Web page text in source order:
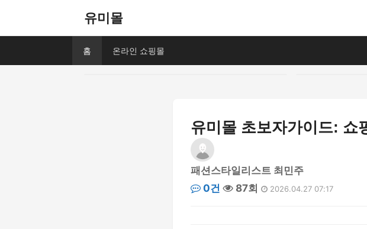
유미몰
홈 온라인 쇼핑몰
유미몰 초보자가이드: 쇼
패션스타일리스트 최민주
0건
87회 2026.04.27 07:17